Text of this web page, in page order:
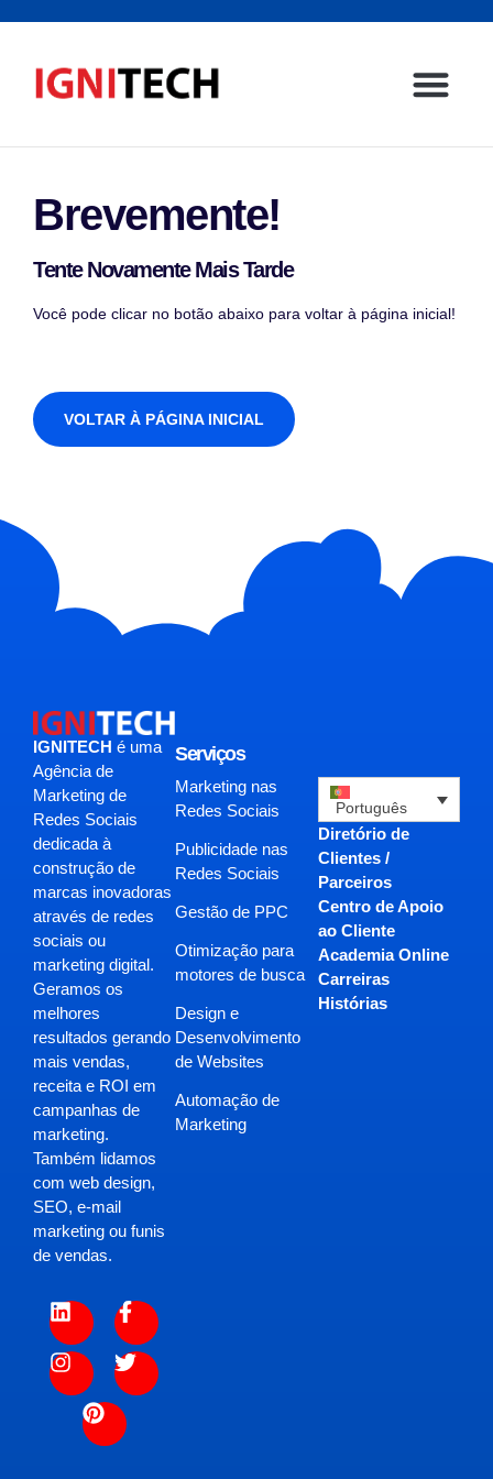
Brevemente!
Tente Novamente Mais Tarde
Você pode clicar no botão abaixo para voltar à página inicial!
VOLTAR À PÁGINA INICIAL
IGNITECH é uma
Agência de
Marketing de
Redes Sociais
dedicada à
construção de
marcas inovadoras
através de redes
sociais ou
marketing digital.
Geramos os
melhores
resultados gerando
mais vendas,
receita e ROI em
campanhas de
marketing.
Também lidamos
com web design,
SEO, e-mail
marketing ou funis
de vendas.
Serviços
Marketing nas
Redes Sociais
Publicidade nas
Redes Sociais
Gestão de PPC
Otimização para
motores de busca
Design e
Desenvolvimento
de Websites
Automação de
Marketing
Português
Diretório de
Clientes /
Parceiros
Centro de Apoio
ao Cliente
Academia Online
Carreiras
Histórias